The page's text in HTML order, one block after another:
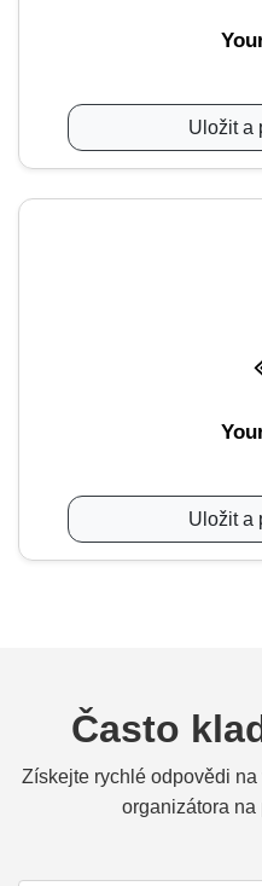
Uložit a
Uložit a
Často
Získejte rychlé odpovědi
organizátora na